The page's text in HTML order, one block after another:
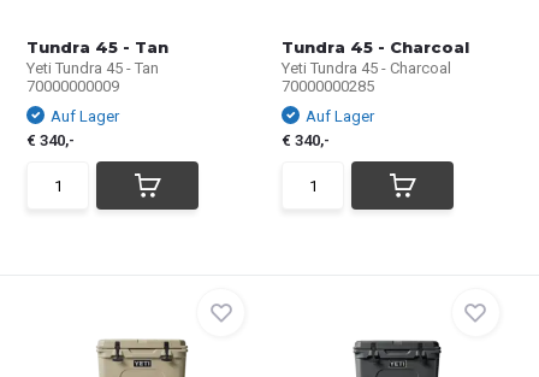
Tundra 45 - Tan
Yeti Tundra 45 - Tan
70000000009
Auf Lager
€ 340,-
Tundra 45 - Charcoal
Yeti Tundra 45 - Charcoal
70000000285
Auf Lager
€ 340,-